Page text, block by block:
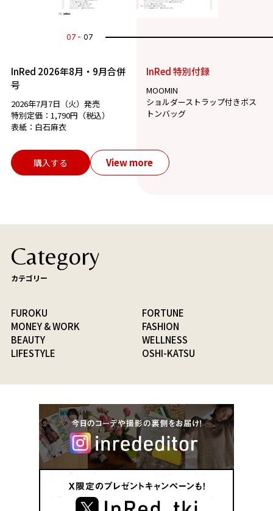
07 07
InRed 2026年8月・9月合併
号
2026年7月7日（火）発売
特別定価：1,790円（税込）
表紙：白石麻衣
InRed 特別付録
MOOMIN
ショルダーストラップ付きボス
トンバッグ
購入する View more
Category
カテゴリー
FUROKU
FORTUNE
MONEY & WORK
FASHION
BEAUTY
WELLNESS
LIFESTYLE
OSHI-KATSU